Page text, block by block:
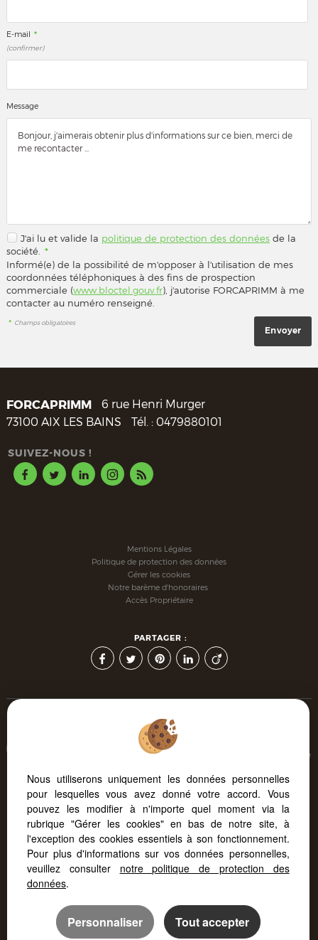
E-mail *
(confirmer)
Message
J'ai lu et valide la politique de protection des donnéesde la
société.
*
Informé(e) de la possibilité de m'opposer à l'utilisation de mes
coordonnées téléphoniques à des fins de prospection
commerciale (www.bloctel.gouv.fr), j'autorise FORCAPRIMM à me
contacter au numéro renseigné.
* Champs obligatoires
FORCAPRIMM
6 rue Henri Murger
73100 AIX LES BAINS Tél. : 0479880101
SUIVEZ-NOUS !
Mentions Légales
Politique de protection des données
Gérer les cookies
Notre barème d'honoraires
Accès Propriétaire
PARTAGER :
Afin de vous offrir un confort de lecture permanent, depuis
votre PC, votre tablette ou votre smartphone, notre site s'adapte
Logiciel transaction
Création site internet
Référencement site immobilier
Nous utiliserons uniquement les données personnelles
pour lesquelles vous avez donné votre accord. Vous
pouvez les modifier à n'importe quel moment via la
rubrique "Gérer les cookies" en bas de notre site, à
l'exception des cookies essentiels à son fonctionnement.
Pour plus d'informations sur vos données personnelles,
veuillez consulter notre politique de protection des
données.
Personnaliser Tout accepter